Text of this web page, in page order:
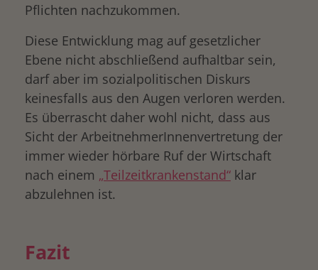
Pflichten nachzukommen.
Diese Entwicklung mag auf gesetzlicher
Ebene nicht abschließend aufhaltbar sein,
darf aber im sozialpolitischen Diskurs
keinesfalls aus den Augen verloren werden.
Es überrascht daher wohl nicht, dass aus
Sicht der ArbeitnehmerInnenvertretung der
immer wieder hörbare Ruf der Wirtschaft
nach einem „Teilzeitkrankenstand“ klar
abzulehnen ist.
Fazit